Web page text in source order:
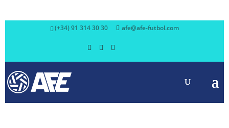
(+34) 91 314 30 30 afe@afe-futbol.com